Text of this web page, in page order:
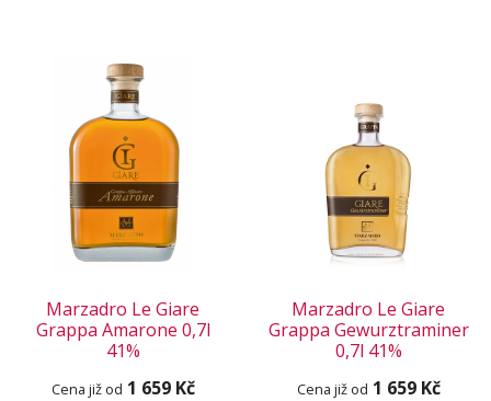
Marzadro Le Giare
Grappa Amarone 0,7l
41%
Cena již od 1 659 Kč
Marzadro Le Giare
Grappa Gewurztraminer
0,7l 41%
Cena již od 1 659 Kč